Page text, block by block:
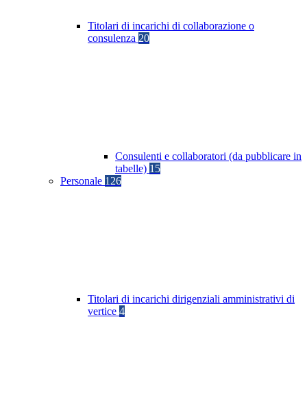
Titolari di incarichi di collaborazione o
consulenza 20
Consulenti e collaboratori (da pubblicare in
tabelle) 15
Personale 126
Titolari di incarichi dirigenziali amministrativi di
vertice 4